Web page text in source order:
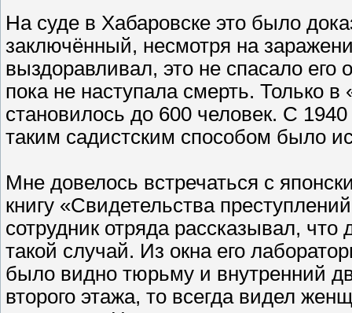
На суде в Хабаровске это было
заключённый, несмотря на
выздоравливал, это не спасало
пока не наступала смерть. Только
становилось до 600 человек. С
таким садистским способом было
Мне довелось встречаться с
книгу «Свидетельства
сотрудник отряда рассказывал,
такой случай. Из окна его
было видно тюрьму и внутренний
второго этажа, то всегда видел